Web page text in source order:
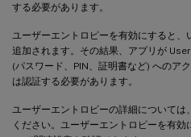
する必要があります。
ユーザーエントロピーを有効にすると
追加されます。その結果、アプリが
(パスワード、PIN、証明書など) へのア
は認証する必要があります。
ユーザーエントロピーの詳細については、
ください。ユーザーエントロピーを有効